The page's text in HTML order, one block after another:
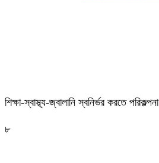
শিক্ষা-স্বাস্থ্য-জ্বালানি স্বনির্ভর করতে পরিকল্পনা
৮